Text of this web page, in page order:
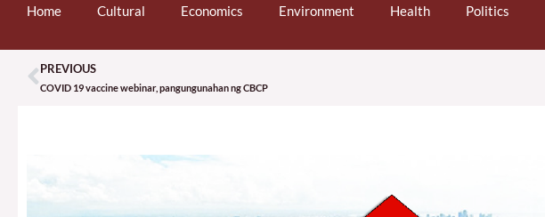
Home Cultural Economics Environment Health Politics
Prev
PREVIOUS
COVID 19 vaccine webinar, pangungunahan ng CBCP